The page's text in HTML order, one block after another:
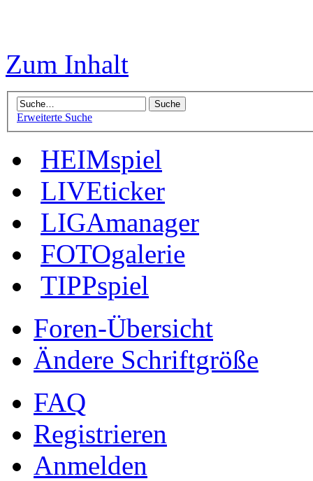
Zum Inhalt
Erweiterte Suche
HEIMspiel
LIVEticker
LIGAmanager
FOTOgalerie
TIPPspiel
Foren-Übersicht
Ändere Schriftgröße
FAQ
Registrieren
Anmelden